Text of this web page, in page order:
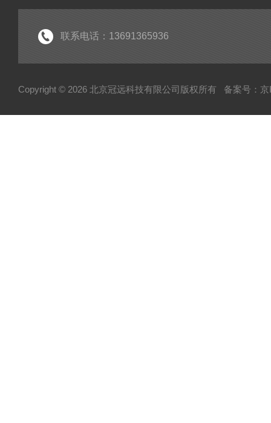
联系电话：13691365936
Copyright © 2026 北京冠远科技有限公司版权所有 备案号：